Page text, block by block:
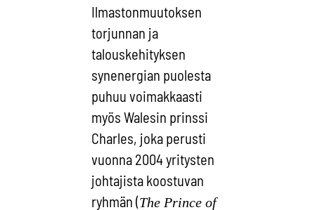
Ilmastonmuutoksen
torjunnan ja
talouskehityksen
synenergian puolesta
puhuu voimakkaasti
myös Walesin prinssi
Charles, joka perusti
vuonna 2004 yritysten
johtajista koostuvan
ryhmän (The Prince of